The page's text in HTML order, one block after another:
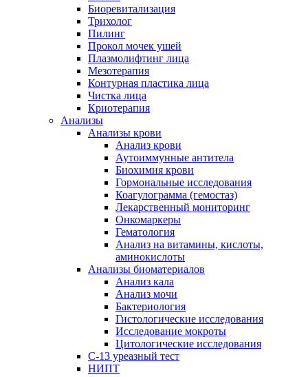
Биоревитализация
Трихолог
Пилинг
Прокол мочек ушей
Плазмолифтинг лица
Мезотерапия
Контурная пластика лица
Чистка лица
Криотерапия
Анализы
Анализы крови
Анализ крови
Аутоиммунные антитела
Биохимия крови
Гормональные исследования
Коагулограмма (гемостаз)
Лекарственный мониторинг
Онкомаркеры
Гематология
Анализ на витамины, кислоты,
аминокислоты
Анализы биоматериалов
Анализ кала
Анализ мочи
Бактериология
Гистологические исследования
Исследование мокроты
Цитологические исследования
С-13 уреазный тест
НИПТ